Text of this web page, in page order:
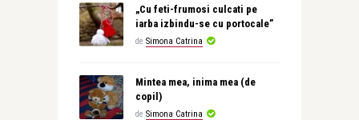
„Cu feti-frumosi culcati pe
iarba izbindu-se cu portocale”
de Simona Catrina
Mintea mea, inima mea (de
copil)
de Simona Catrina